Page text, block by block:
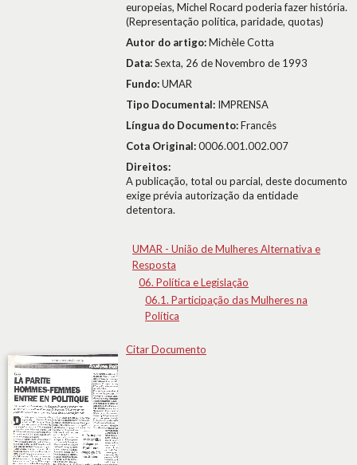
europeias, Michel Rocard poderia fazer história.
(Representação política, paridade, quotas)
Autor do artigo:Michèle Cotta
Data:Sexta, 26 de Novembro de 1993
Fundo:UMAR
Tipo Documental: IMPRENSA
Língua do Documento:Francês
Cota Original:0006.001.002.007
Direitos:
A publicação, total ou parcial, deste documento
exige prévia autorização da entidade
detentora.
UMAR - União de Mulheres Alternativa e
Resposta
06. Política e Legislação
06.1. Participação das Mulheres na
Política
Citar Documento